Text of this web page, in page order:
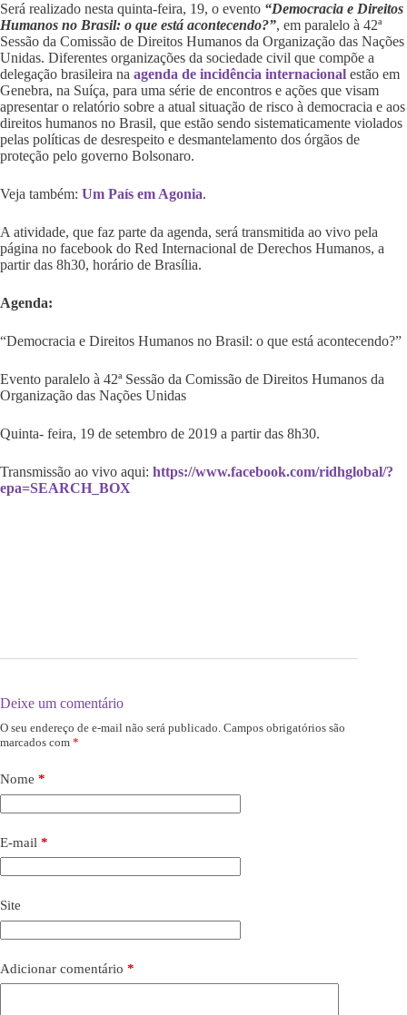
Será realizado nesta quinta-feira, 19, o evento “Democracia e Direitos
Humanos no Brasil: o que está acontecendo?”, em paralelo à 42ª
Sessão da Comissão de Direitos Humanos da Organização das Nações
Unidas. Diferentes organizações da sociedade civil que compõe a
delegação brasileira na agenda de incidência internacional estão em
Genebra, na Suíça, para uma série de encontros e ações que visam
apresentar o relatório sobre a atual situação de risco à democracia e aos
direitos humanos no Brasil, que estão sendo sistematicamente violados
pelas políticas de desrespeito e desmantelamento dos órgãos de
proteção pelo governo Bolsonaro.
Veja também: Um País em Agonia.
A atividade, que faz parte da agenda, será transmitida ao vivo pela
página no facebook do Red Internacional de Derechos Humanos, a
partir das 8h30, horário de Brasília.
Agenda:
“Democracia e Direitos Humanos no Brasil: o que está acontecendo?”
Evento paralelo à 42ª Sessão da Comissão de Direitos Humanos da
Organização das Nações Unidas
Quinta- feira, 19 de setembro de 2019 a partir das 8h30.
Transmissão ao vivo aqui: https://www.facebook.com/ridhglobal/?
epa=SEARCH_BOX
Deixe um comentário
O seu endereço de e-mail não será publicado. Campos obrigatórios são
marcados com *
Nome *
E-mail *
Site
Adicionar comentário *